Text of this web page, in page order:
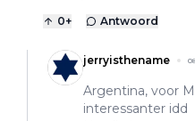
0+ Antwoord
jerryisthename
Argentina, voor
interessanter idd